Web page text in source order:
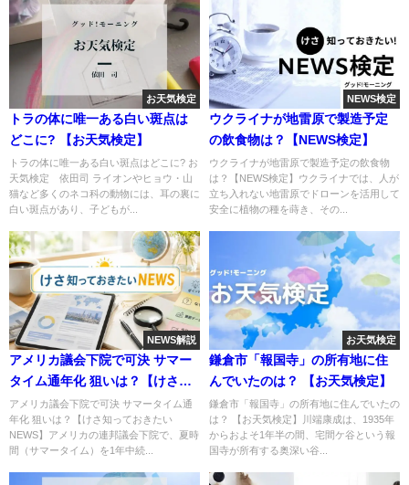
お天気検定
トラの体に唯一ある白い斑点は
どこに? 【お天気検定】
トラの体に唯一ある白い斑点はどこに? お
天気検定 依田司 ライオンやヒョウ・山
猫など多くのネコ科の動物には、耳の裏に
白い斑点があり、子どもが...
NEWS検定
ウクライナが地雷原で製造予定
の飲食物は？【NEWS検定】
ウクライナが地雷原で製造予定の飲食物
は？【NEWS検定】ウクライナでは、人が
立ち入れない地雷原でドローンを活用して
安全に植物の種を蒔き、その...
NEWS解説
アメリカ議会下院で可決 サマー
タイム通年化 狙いは？【けさ知
っておきたいNEWS】
アメリカ議会下院で可決 サマータイム通
年化 狙いは？【けさ知っておきたい
NEWS】アメリカの連邦議会下院で、夏時
間（サマータイム）を1年中続...
お天気検定
鎌倉市「報国寺」の所有地に住
んでいたのは？ 【お天気検定】
鎌倉市「報国寺」の所有地に住んでいたの
は？ 【お天気検定】川端康成は、1935年
からおよそ1年半の間、宅間ケ谷という報
国寺が所有する奥深い谷...